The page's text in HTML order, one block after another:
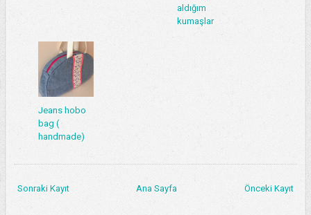
aldığım
kumaşlar
Jeans hobo
bag (
handmade)
Sonraki Kayıt Önceki Kayıt
Ana Sayfa